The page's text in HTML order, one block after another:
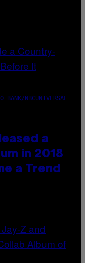
BANK/NBCUNIVERSAL
a
in 2018
a Trend